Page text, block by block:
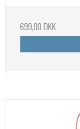
699,00 DKK